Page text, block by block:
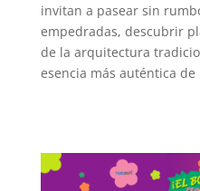
invitan a pasear sin
empedradas, descubrir
de la arquitectura
esencia más auténtica de